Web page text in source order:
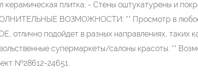
керамическая плитка; - Стены оштукатурены и
ВОЗМОЖНОСТИ: ** Просмотр в
отлично подойдет в разных направлениях, таких
супермаркеты/салоны красоты. **
№28612-24651.